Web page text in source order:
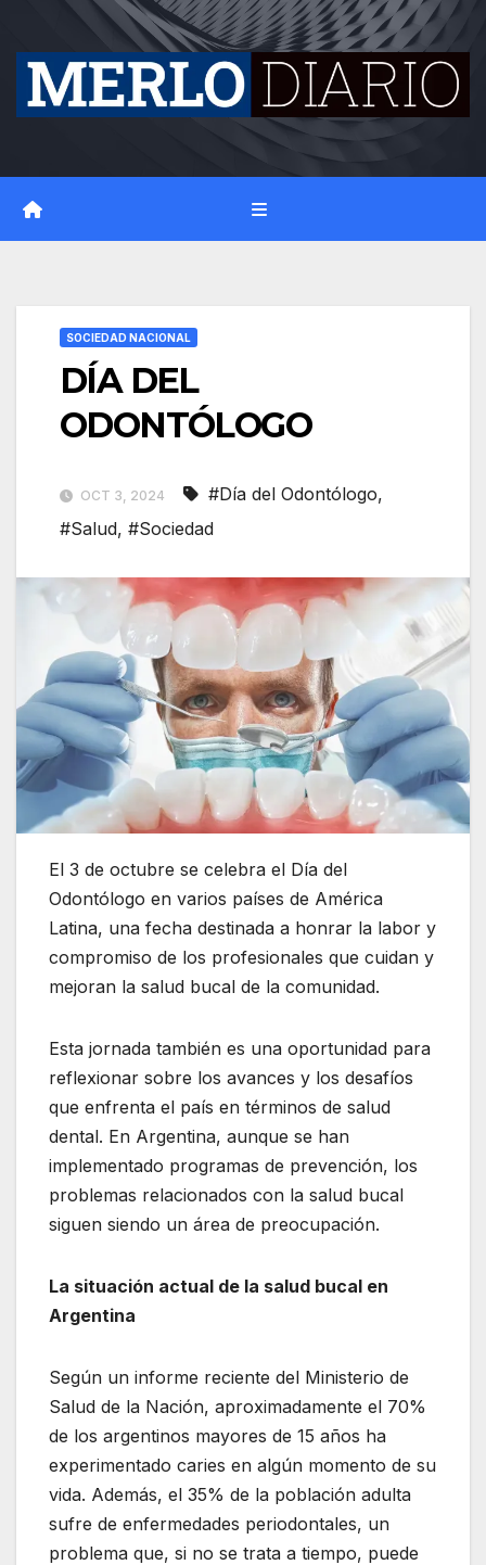
content
SOCIEDAD NACIONAL
DÍA DEL
ODONTÓLOGO
OCT 3, 2024 #Día del Odontólogo,
#Salud, #Sociedad
El 3 de octubre se celebra el Día del
Odontólogo en varios países de América
Latina, una fecha destinada a honrar la labor y
compromiso de los profesionales que cuidan y
mejoran la salud bucal de la comunidad.
Esta jornada también es una oportunidad para
reflexionar sobre los avances y los desafíos
que enfrenta el país en términos de salud
dental. En Argentina, aunque se han
implementado programas de prevención, los
problemas relacionados con la salud bucal
siguen siendo un área de preocupación.
La situación actual de la salud bucal en
Argentina
Según un informe reciente del Ministerio de
Salud de la Nación, aproximadamente el 70%
de los argentinos mayores de 15 años ha
experimentado caries en algún momento de su
vida. Además, el 35% de la población adulta
sufre de enfermedades periodontales, un
problema que, si no se trata a tiempo, puede